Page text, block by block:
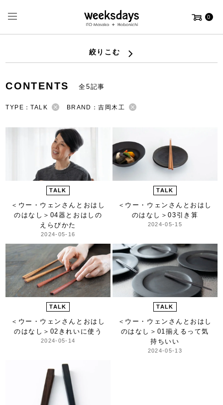
0
絞りこむ
CONTENTS 全5記事
TYPE：TALK BRAND：吉岡木工
TALK
＜ウー・ウェンさんとおはし
のはなし＞ 04器とおはしの
えらびかた
2024-05-16
TALK
＜ウー・ウェンさんとおはし
のはなし＞03引き算
2024-05-15
TALK
＜ウー・ウェンさんとおはし
のはなし＞ 02きれいに使う
2024-05-14
TALK
＜ウー・ウェンさんとおはし
のはなし＞ 01揃えるって気
持ちいい
2024-05-13